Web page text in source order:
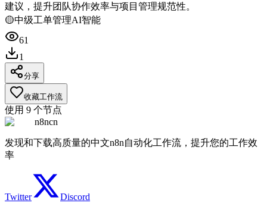
建议，提升团队协作效率与项目管理规范性。
🟡中级工单管理AI智能
61
1
分享
收藏工作流
使用 9 个节点
n8ncn
发现和下载高质量的中文n8n自动化工作流，提升您的工作效
率
Twitter Discord